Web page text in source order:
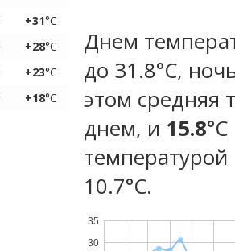
+31°C
+28°C
+23°C
+18°C
Днем
до 31.8°C,
этом средняя
днем, и 15.8
температурой
10.7°С.
30
35